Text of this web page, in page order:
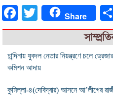
FacebookTwitter Share
চান্দিনায় যুবদল নেতার নিয়ন্ত্রণে চলে
কমিশন আদায়
কুমিল্লা-৪(দেবিদ্বার) আসনে আ’লীগের